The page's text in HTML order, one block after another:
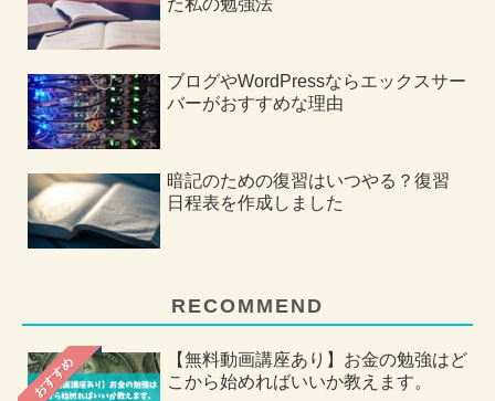
ブログやWordPressならエックスサー
バーがおすすめな理由
暗記のための復習はいつやる？復習
日程表を作成しました
RECOMMEND
おすすめ
【無料動画講座あり】お金の勉強はど
こから始めればいいか教えます。